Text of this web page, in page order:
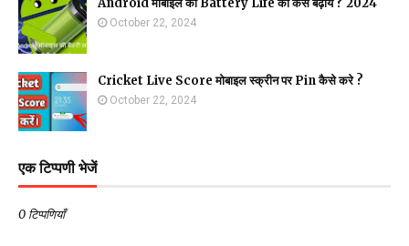
Android मोबाइल की Battery Life को कैसे बढ़ाये ? 2024
October 22, 2024
Cricket Live Score मोबाइल स्क्रीन पर Pin कैसे करे ?
October 22, 2024
एक टिप्पणी भेजें
0 टिप्पणियाँ